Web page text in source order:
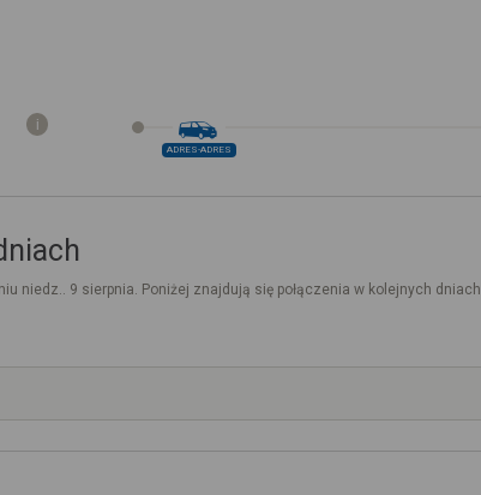
ADRES-ADRES
niedz.. 9 sierpnia. Poniżej znajdują się połączenia w kolejnych dniach